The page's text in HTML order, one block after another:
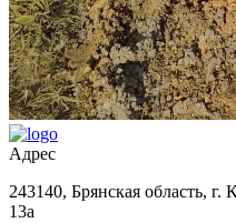
Адрес
243140, Брянская область,
13а